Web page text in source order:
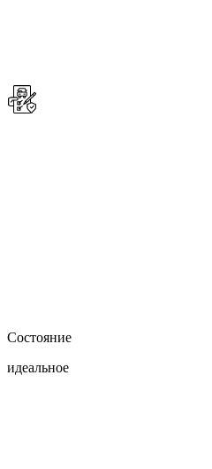
Состояние
идеальное